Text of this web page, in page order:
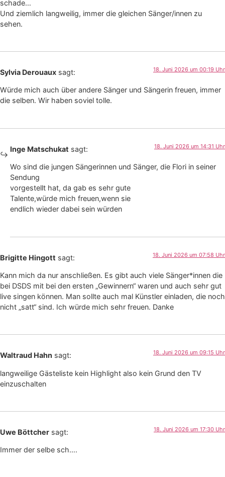
schade…
Und ziemlich langweilig, immer die gleichen Sänger/innen zu
sehen.
Sylvia Derouaux sagt: 18. Juni 2026 um 00:19 Uhr
Würde mich auch über andere Sänger und Sängerin freuen, immer
die selben. Wir haben soviel tolle.
Inge Matschukat sagt: 18. Juni 2026 um 14:31 Uhr
Wo sind die jungen Sängerinnen und Sänger, die Flori in seiner
Sendung
vorgestellt hat, da gab es sehr gute
Talente,würde mich freuen,wenn sie
endlich wieder dabei sein würden
Brigitte Hingott sagt: 18. Juni 2026 um 07:58 Uhr
Kann mich da nur anschließen. Es gibt auch viele Sänger*innen die
bei DSDS mit bei den ersten „Gewinnern“ waren und auch sehr gut
live singen können. Man sollte auch mal Künstler einladen, die noch
nicht „satt“ sind. Ich würde mich sehr freuen. Danke
Waltraud Hahn sagt: 18. Juni 2026 um 09:15 Uhr
langweilige Gästeliste kein Highlight also kein Grund den TV
einzuschalten
Uwe Böttcher sagt: 18. Juni 2026 um 17:30 Uhr
Immer der selbe sch….